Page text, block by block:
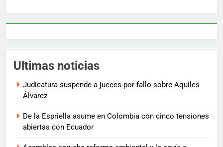
Ultimas noticias
Judicatura suspende a jueces por fallo sobre Aquiles
Álvarez
De la Espriella asume en Colombia con cinco tensiones
abiertas con Ecuador